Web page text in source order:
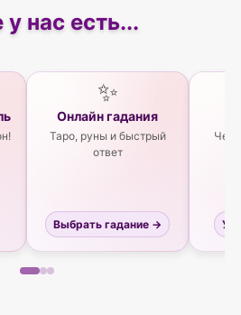
нас есть...
✨
Онлайн гадания
Таро, руны и быстрый
ответ
Выбрать гадание →